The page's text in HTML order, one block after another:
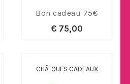
Bon cadeau 75€
€ 75,00
CHÃ¨QUES CADEAUX